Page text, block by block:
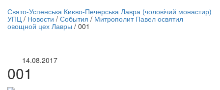
трансляция | 12 сентября
трансляции
Свято-Успенська Києво-Печерська Лавра (чоловічий монастир)
УПЦ / Новости / События / Митрополит Павел освятил
овощной цех Лавры / 001
14.08.2017
001